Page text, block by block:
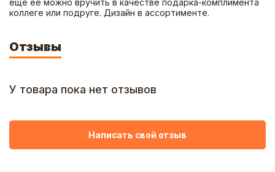
еще ее можно вручить в качестве подарка-комплимента
коллеге или подруге. Дизайн в ассортименте.
Отзывы
У товара пока нет отзывов
Написать свой отзыв